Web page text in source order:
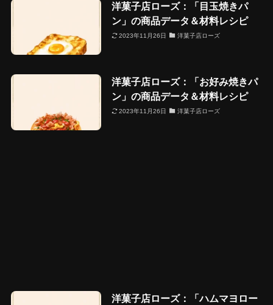
洋菓子店ローズ：「目玉焼きパ
ン」の商品データ＆材料レシピ
2023年11月26日 洋菓子店ローズ
洋菓子店ローズ：「お好み焼きパ
ン」の商品データ＆材料レシピ
2023年11月26日 洋菓子店ローズ
洋菓子店ローズ：「ハムマヨロー